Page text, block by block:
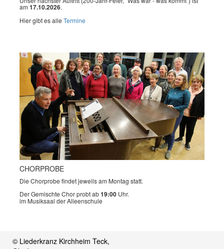
am 17.10.2026.
Hier gibt es alle Termine
CHORPROBE
Die Chorprobe findet jeweils am Montag statt.
Der Gemischte Chor probt ab19:00 Uhr.
im Musiksaal der Alleenschule
© Liederkranz Kirchheim Teck,